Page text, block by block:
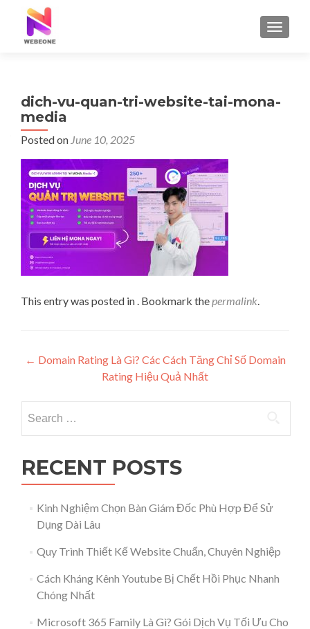
dich-vu-quan-tri-website-tai-mona-
media
Posted on June 10, 2025
This entry was posted in . Bookmark thepermalink.
Post navigation
← Domain Rating Là Gì? Các Cách Tăng Chỉ Số Domain
Rating Hiệu Quả Nhất
RECENT POSTS
Kinh Nghiệm Chọn Bàn Giám Đốc Phù Hợp Để Sử
Dụng Dài Lâu
Quy Trình Thiết Kế Website Chuẩn, Chuyên Nghiệp
Cách Kháng Kênh Youtube Bị Chết Hồi Phục Nhanh
Chóng Nhất
Microsoft 365 Family Là Gì? Gói Dịch Vụ Tối Ưu Cho